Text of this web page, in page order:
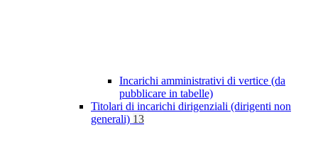
Incarichi amministrativi di vertice (da
pubblicare in tabelle)
Titolari di incarichi dirigenziali (dirigenti non
generali) 13